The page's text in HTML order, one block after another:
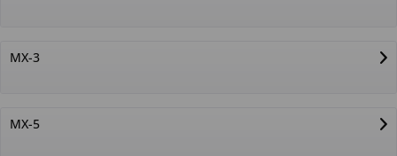
MX-3
MX-5